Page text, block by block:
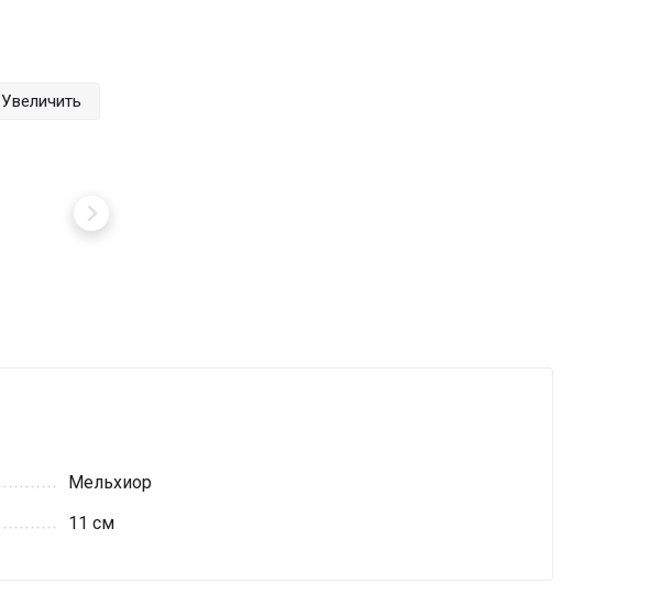
Увеличить
Мельхиор
11 см